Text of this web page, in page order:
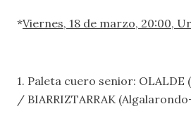
*Viernes, 18 de marzo, 20:00,
1. Paleta cuero senior: OLALDE
/ BIARRIZTARRAK